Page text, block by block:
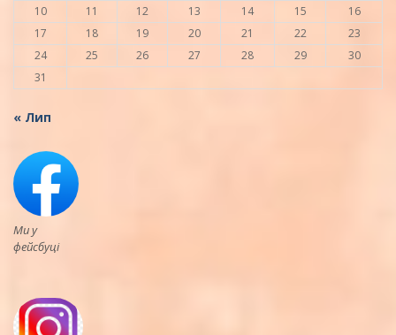
10 11 12 13 14 15
16
17
18 19 20 21 22
23
24
25 26 27 28 29
30
31
« Лип
Ми у
фейсбуці